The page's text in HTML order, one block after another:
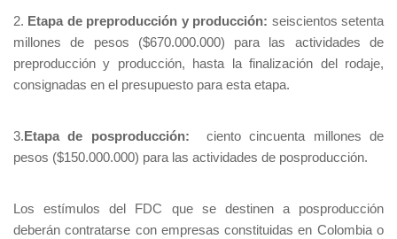
2. Etapa de preproducción y producción: seiscientos setenta
millones de pesos ($670.000.000) para las actividades de
preproducción y producción, hasta la finalización del rodaje,
consignadas en el presupuesto para esta etapa.
3.Etapa de posproducción: ciento cincuenta millones de
pesos ($150.000.000) para las actividades de posproducción.
Los estímulos del FDC que se destinen a posproducción
deberán contratarse con empresas constituidas en Colombia o